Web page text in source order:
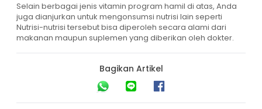
Selain berbagai jenis vitamin program hamil di atas, Anda
juga dianjurkan untuk mengonsumsi nutrisi lain seperti
Nutrisi-nutrisi tersebut bisa diperoleh secara alami dari
makanan maupun suplemen yang diberikan oleh dokter.
Bagikan Artikel